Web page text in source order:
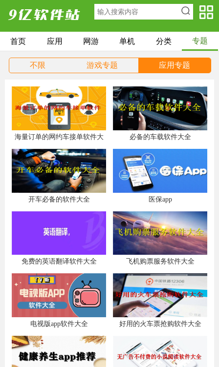
首页 应用 网游 单机 分类 专题
不限 游戏专题 应用专题
海量订单的网约车接单软件大
必备的车载软件大全
开车必备的软件大全 医保app
免费的英语翻译软件大全 飞机购票服务软件大全
电视版app软件大全 好用的火车票抢购软件大全